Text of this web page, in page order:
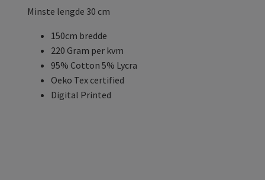
Minste lengde 30 cm
150cm bredde
220 Gram per kvm
95% Cotton 5% Lycra
Oeko Tex certified
Digital Printed